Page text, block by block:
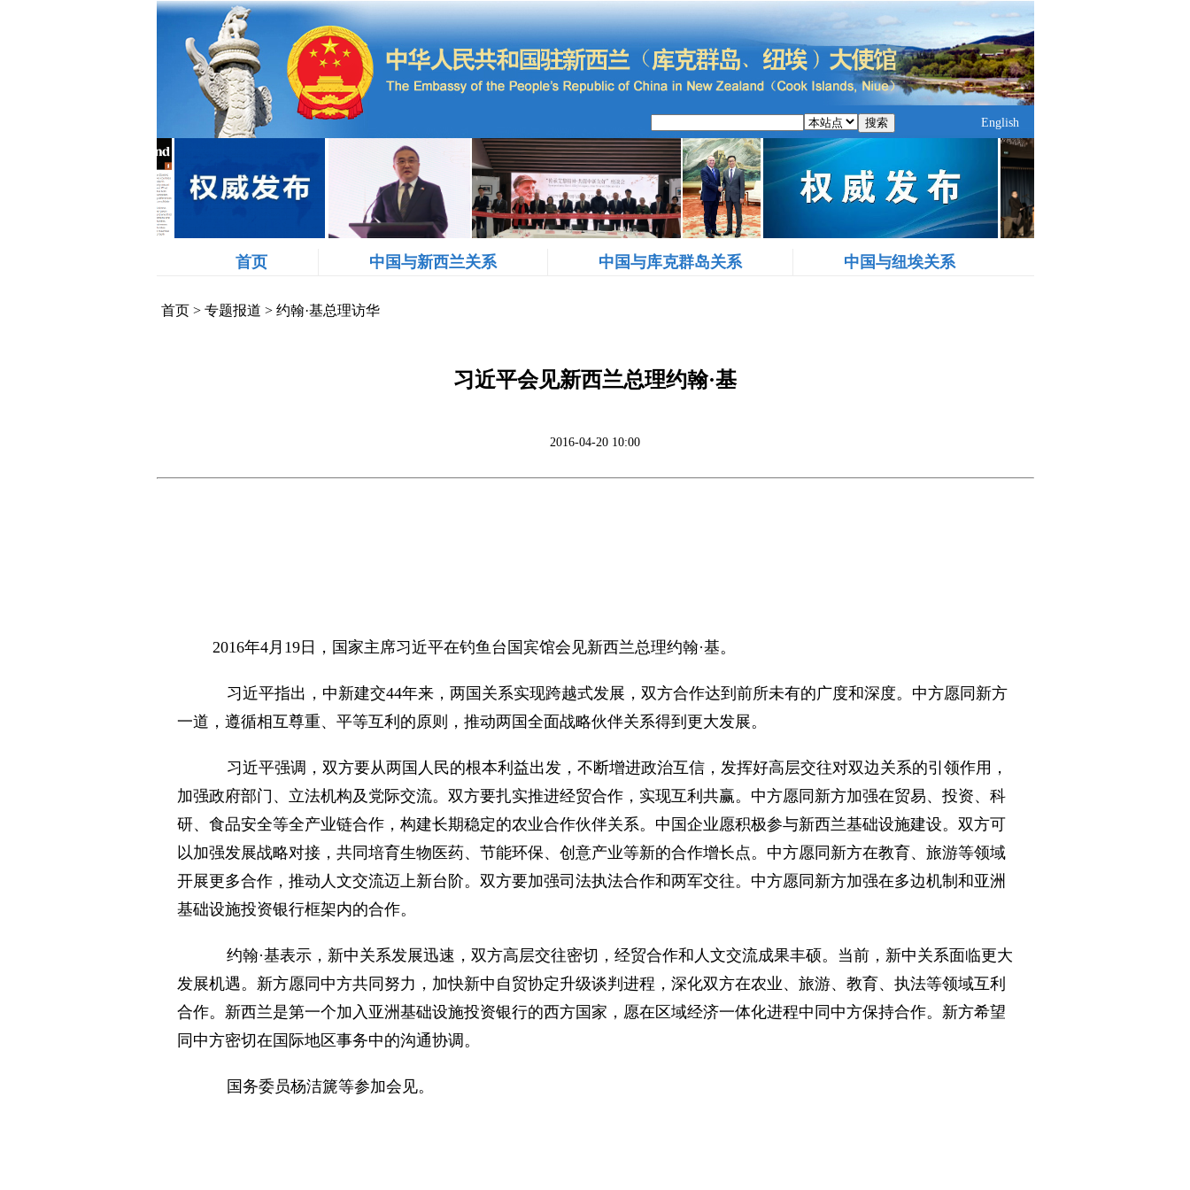
搜索 English
首页 中国与新西兰关系 中国与库克群岛关系 中国与纽埃关系
首页> 专题报道 > 约翰·基总理访华
习近平会见新西兰总理约翰·基
2016-04-20 10:00
2016年4月19日，国家主席习近平在钓鱼台国宾馆会见新西兰总理约翰·基。
习近平指出，中新建交44年来，两国关系实现跨越式发展，双方合作达到前所未有的广度和深度。中方愿同新方
一道，遵循相互尊重、平等互利的原则，推动两国全面战略伙伴关系得到更大发展。
习近平强调，双方要从两国人民的根本利益出发，不断增进政治互信，发挥好高层交往对双边关系的引领作用，
加强政府部门、立法机构及党际交流。双方要扎实推进经贸合作，实现互利共赢。中方愿同新方加强在贸易、投资、科
研、食品安全等全产业链合作，构建长期稳定的农业合作伙伴关系。中国企业愿积极参与新西兰基础设施建设。双方可
以加强发展战略对接，共同培育生物医药、节能环保、创意产业等新的合作增长点。中方愿同新方在教育、旅游等领域
开展更多合作，推动人文交流迈上新台阶。双方要加强司法执法合作和两军交往。中方愿同新方加强在多边机制和亚洲
基础设施投资银行框架内的合作。
约翰·基表示，新中关系发展迅速，双方高层交往密切，经贸合作和人文交流成果丰硕。当前，新中关系面临更大
发展机遇。新方愿同中方共同努力，加快新中自贸协定升级谈判进程，深化双方在农业、旅游、教育、执法等领域互利
合作。新西兰是第一个加入亚洲基础设施投资银行的西方国家，愿在区域经济一体化进程中同中方保持合作。新方希望
同中方密切在国际地区事务中的沟通协调。
国务委员杨洁篪等参加会见。